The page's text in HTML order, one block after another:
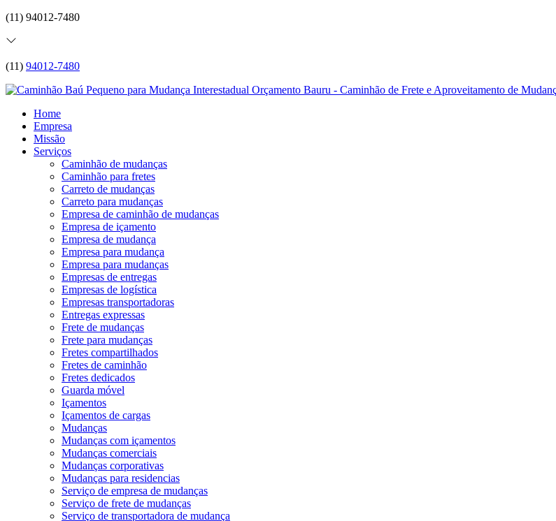
(11) 94012-7480
(11) 94012-7480
Home
Empresa
Missão
Serviços
Caminhão de mudanças
Caminhão para fretes
Carreto de mudanças
Carreto para mudanças
Empresa de caminhão de mudanças
Empresa de içamento
Empresa de mudança
Empresa para mudança
Empresa para mudanças
Empresas de entregas
Empresas de logística
Empresas transportadoras
Entregas expressas
Frete de mudanças
Frete para mudanças
Fretes compartilhados
Fretes de caminhão
Fretes dedicados
Guarda móvel
Içamentos
Içamentos de cargas
Mudanças
Mudanças com içamentos
Mudanças comerciais
Mudanças corporativas
Mudanças para residencias
Serviço de empresa de mudanças
Serviço de frete de mudanças
Serviço de transportadora de mudança